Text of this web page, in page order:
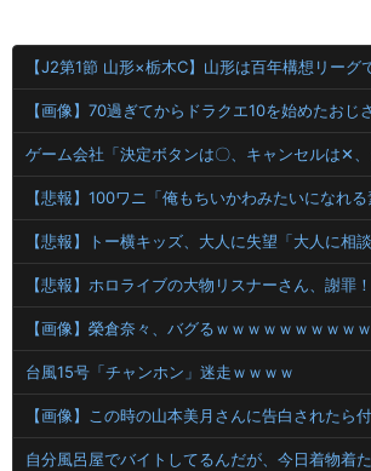
【画像】榮倉奈々、バグるｗｗｗｗｗｗｗｗｗ
台風15号「チャンホン」迷走ｗｗｗｗ